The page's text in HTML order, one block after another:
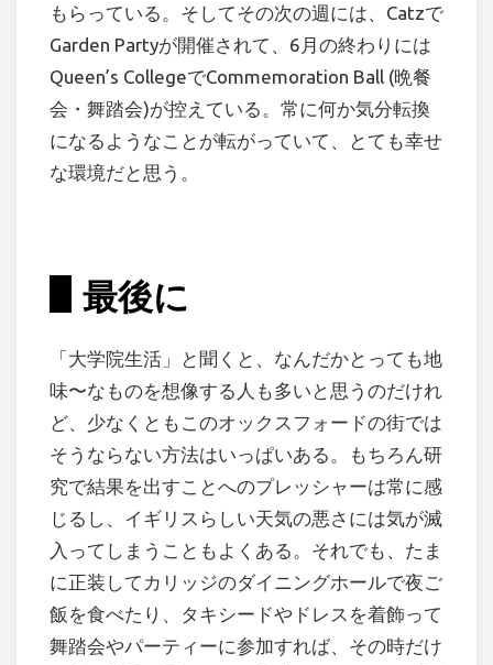
もらっている。そしてその次の週には、Catzで
Garden Partyが開催されて、6月の終わりには
Queen’s CollegeでCommemoration Ball (晩餐
会・舞踏会)が控えている。常に何か気分転換
になるようなことが転がっていて、とても幸せ
な環境だと思う。
最後に
「大学院生活」と聞くと、なんだかとっても地
味〜なものを想像する人も多いと思うのだけれ
ど、少なくともこのオックスフォードの街では
そうならない方法はいっぱいある。もちろん研
究で結果を出すことへのプレッシャーは常に感
じるし、イギリスらしい天気の悪さには気が滅
入ってしまうこともよくある。それでも、たま
に正装してカリッジのダイニングホールで夜ご
飯を食べたり、タキシードやドレスを着飾って
舞踏会やパーティーに参加すれば、その時だけ